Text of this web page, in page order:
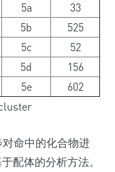
5a
33
5b
525
5c
52
5d
156
5e
602
命中的化合物进
配体的分析方法。